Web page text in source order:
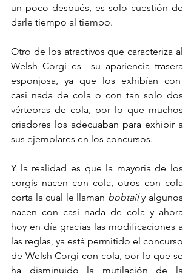
un poco después, es solo cuestión de
darle tiempo al tiempo.
Otro de los atractivos que caracteriza al
Welsh Corgi es  su apariencia trasera
esponjosa, ya que los exhibían con
casi nada de cola o con tan solo dos
vértebras de cola, por lo que muchos
criadores los adecuaban para exhibir a
sus ejemplares en los concursos.
Y la realidad es que la mayoría de los
corgis nacen con cola, otros con cola
corta la cual le llaman bobtail y algunos
nacen con casi nada de cola y ahora
hoy en día gracias las modificaciones a
las reglas, ya está permitido el concurso
de Welsh Corgi con cola, por lo que se
ha disminuido la mutilación de la